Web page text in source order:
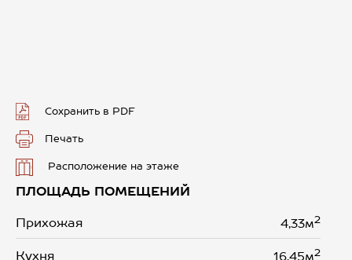
Сохранить в PDF
Печать
Расположение на этаже
ПЛОЩАДЬ ПОМЕЩЕНИЙ
Прихожая 4,33м2
Кухня 16,45м2